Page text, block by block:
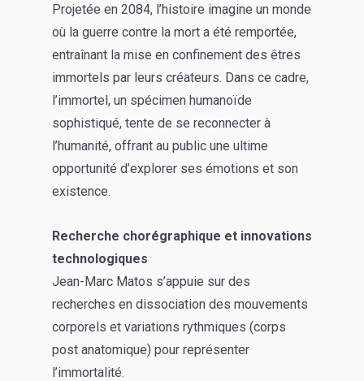
Projetée en 2084, l’histoire imagine un monde
où la guerre contre la mort a été remportée,
entraînant la mise en confinement des êtres
immortels par leurs créateurs. Dans ce cadre,
l’immortel, un spécimen humanoïde
sophistiqué, tente de se reconnecter à
l’humanité, offrant au public une ultime
opportunité d’explorer ses émotions et son
existence.
Recherche chorégraphique et innovations
technologiques
Jean-Marc Matos s’appuie sur des
recherches en dissociation des mouvements
corporels et variations rythmiques (corps
post anatomique) pour représenter
l’immortalité.